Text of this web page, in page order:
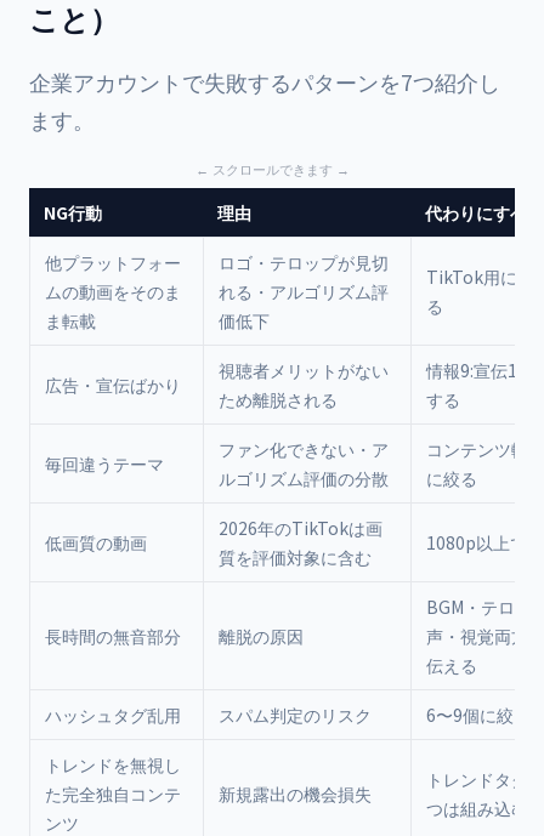
こと）
企業アカウントで失敗するパターンを7つ紹介し
ます。
NG行動 理由 代わりにすべ
他プラットフォー
ムの動画をそのま
ま転載
ロゴ・テロップが見切
れる・アルゴリズム評
価低下
TikTok用に再
る
広告・宣伝ばかり
視聴者メリットがない
ため離脱される
情報9:宣伝1の
する
毎回違うテーマ
ファン化できない・ア
ルゴリズム評価の分散
コンテンツ軸
に絞る
低画質の動画
2026年のTikTokは画
質を評価対象に含む
1080p以上で
長時間の無音部分 離脱の原因
BGM・テロッ
声・視覚両方
伝える
ハッシュタグ乱用 スパム判定のリスク 6〜9個に絞る
トレンドを無視し
た完全独自コンテ
ンツ
新規露出の機会損失
トレンドタグ
つは組み込む